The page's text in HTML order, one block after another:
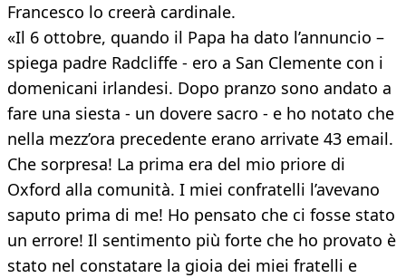
Francesco lo creerà cardinale.
«Il 6 ottobre, quando il Papa ha dato l’annuncio –
spiega padre Radcliffe - ero a San Clemente con i
domenicani irlandesi. Dopo pranzo sono andato a
fare una siesta - un dovere sacro - e ho notato che
nella mezz’ora precedente erano arrivate 43 email.
Che sorpresa! La prima era del mio priore di
Oxford alla comunità. I miei confratelli l’avevano
saputo prima di me! Ho pensato che ci fosse stato
un errore! Il sentimento più forte che ho provato è
stato nel constatare la gioia dei miei fratelli e